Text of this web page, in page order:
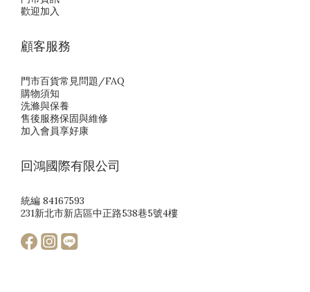
歡迎加入
顧客服務
門市百貨常見問題/FAQ
購物須知
洗滌與保養
售後服務保固與維修
加入會員享好康
回鴻國際有限公司
統編 84167593
231新北市新店區中正路538巷5號4樓